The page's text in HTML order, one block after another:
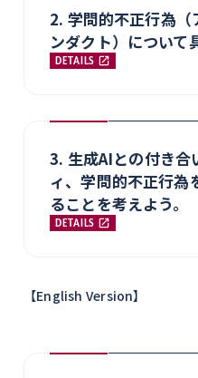
2. 学問的不正行為（
ンダクト）について
DETAILS
3. 生成AIとの付き合
ィ、学問的不正行為
ることを考えよう。
DETAILS
【English Version】